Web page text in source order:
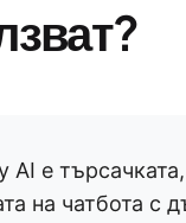
AI е
на чатбота с